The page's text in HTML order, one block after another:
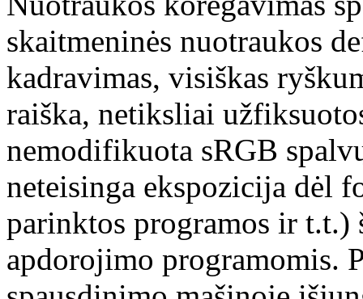
skaitmeninės nuotraukos
kadravimas, visiškas
raiška, netiksliai
nemodifikuota sRGB
neteisinga ekspozicija dėl
parinktos programos ir t.t.)
apdorojimo programomis.